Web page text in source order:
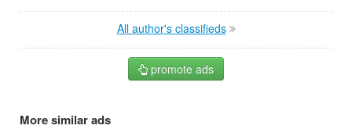
All author's classifieds
promote ads
More similar ads